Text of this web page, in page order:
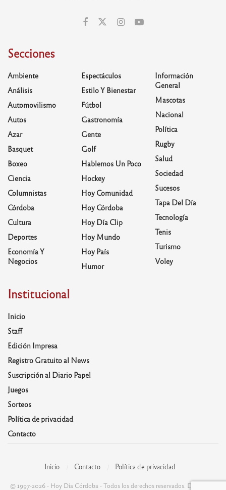
Secciones
Ambiente
Análisis
Automovilismo
Autos
Azar
Basquet
Boxeo
Ciencia
Columnistas
Córdoba
Cultura
Deportes
Economía Y
Negocios
Espectáculos
Estilo Y Bienestar
Fútbol
Gastronomía
Gente
Golf
Hablemos Un Poco
Hockey
Hoy Comunidad
Hoy Córdoba
Hoy Día Clip
Hoy Mundo
Hoy País
Humor
Información
General
Mascotas
Nacional
Política
Rugby
Salud
Sociedad
Sucesos
Tapa Del Día
Tecnología
Tenis
Turismo
Voley
Institucional
Inicio
Staff
Edición Impresa
Registro Gratuito al News
Suscripción al Diario Papel
Juegos
Sorteos
Política de privacidad
Contacto
Inicio Contacto Política de privacidad
© 1997-2026 - Hoy Día Córdoba - Todos los derechos reservados. Desarrolla: